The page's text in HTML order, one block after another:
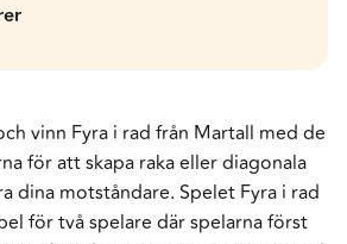
vinn Fyra i rad från Martall med de
för att skapa raka eller diagonala
dina motståndare. Spelet Fyra i rad
för två spelare där spelarna först